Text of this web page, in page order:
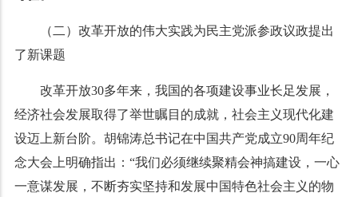
（二）改革开放的伟大实践为民主党派参政议政提出
了新课题
改革开放30多年来，我国的各项建设事业长足发展，
经济社会发展取得了举世瞩目的成就，社会主义现代化建
设迈上新台阶。胡锦涛总书记在中国共产党成立90周年纪
念大会上明确指出： “我们必须继续聚精会神搞建设，一心
一意谋发展，不断夯实坚持和发展中国特色社会主义的物